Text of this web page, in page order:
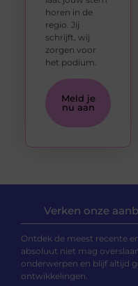
horen in de
regio. Jij
schrijft, wij
zorgen voor
het podium.
Meld je
nu aan
Verken onze
Ontdek de meest recente
absoluut niet mag
onderwerpen en blijf altijd
ontwikkelingen.